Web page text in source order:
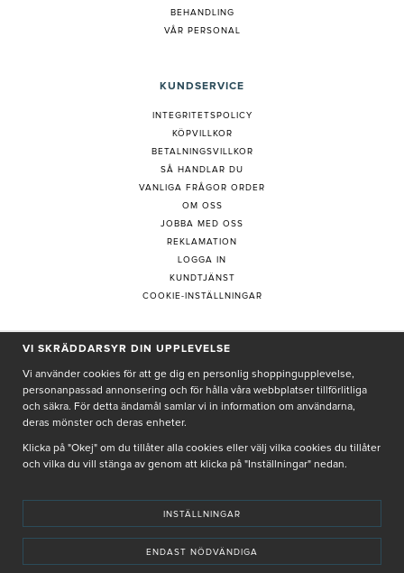
BEHANDLING
VÅR PERSONAL
KUNDSERVICE
INTEGRITETSPOLICY
KÖPVILLKOR
BETALNINGSVILLKOR
SÅ HANDLAR DU
VANLIGA FRÅGOR ORDER
OM OSS
JOBBA MED OSS
REKLAMATION
LOGGA IN
KUNDTJÄNST
COOKIE-INSTÄLLNINGAR
PRENUMERERA PÅ NYHETSBREV
Genom att ge min e-post, accepterar jag Seth och Sally integritetspolicy
De uppgifter du matar in kommer endast användas till våra nyhetsbrev.
VI SKRÄDDARSYR DIN UPPLEVELSE
Vi använder cookies för att ge dig en personlig shoppingupplevelse,
personanpassad annonsering och för hålla våra webbplatser tillförlitliga
och säkra. För detta ändamål samlar vi in information om användarna,
deras mönster och deras enheter.
Klicka på "Okej" om du tillåter alla cookies eller välj vilka cookies du tillåter
och vilka du vill stänga av genom att klicka på "Inställningar" nedan.
INSTÄLLNINGAR
ENDAST NÖDVÄNDIGA